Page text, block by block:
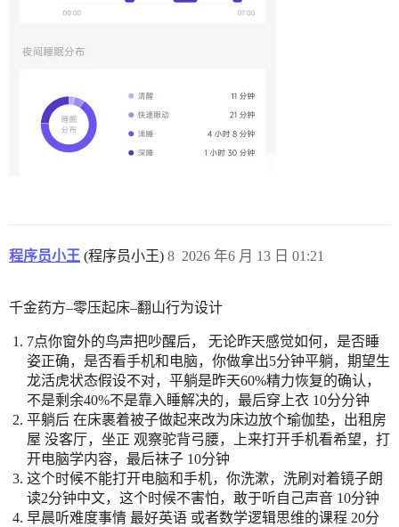
程序员小王 (程序员小王) 2026 年6 月 13 日 01:21
8
千金药方–零压起床–翻山行为设计
7点你窗外的鸟声把吵醒后， 无论昨天感觉如何，是否睡
姿正确，是否看手机和电脑，你做拿出5分钟平躺，期望生
龙活虎状态假设不对，平躺是昨天60%精力恢复的确认，
不是剩余40%不是靠入睡解决的，最后穿上衣 10分分钟
平躺后 在床裹着被子做起来改为床边放个瑜伽垫，出租房
屋 没客厅，坐正 观察驼背弓腰，上来打开手机看希望，打
开电脑学内容，最后袜子 10分钟
这个时候不能打开电脑和手机，你洗漱，洗刷对着镜子朗
读2分钟中文，这个时候不害怕，敢于听自己声音 10分钟
早晨听难度事情 最好英语 或者数学逻辑思维的课程 20分